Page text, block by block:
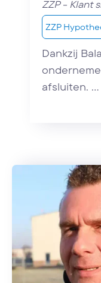
ZZP - Klant
ZZP
Dankzij
afsluiten. ...